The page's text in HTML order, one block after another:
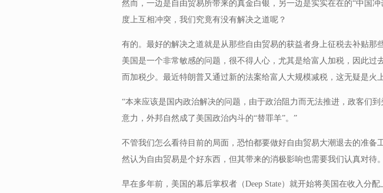
然而，一边是自由贸易所带来的真金白银，另一边是实实在在的“中国
度上互相冲突，我们究竟有没有解决之道呢？
有的。最好的解决之道就是从那些自由贸易的获益者身上征税去补贴那
美国是一个非常敏感的问题，很不得人心，尤其是给富人加税，因此过
而加税少。最近特朗普又通过新的法案给富人大规模减税，这无疑是火
“本来应该是国内政治解决的问题，由于政治阻力而无法推进，政客们
意力，外邦自然成了美国政治内斗的“替罪羊”。”
不管我们怎么看待目前的局面，恐怕都要做好自由贸易大潮退去的准备
然认为自由贸易是个好东西，但其带来的消极影响也需要我们认真对待。
早在多年前，美国的幕后掌权者（Deep State）就开始将美国在收入分